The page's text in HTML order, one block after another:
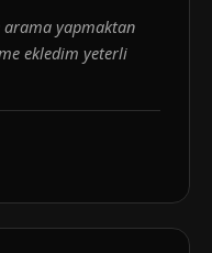
arama yapmaktan
ekledim yeterli